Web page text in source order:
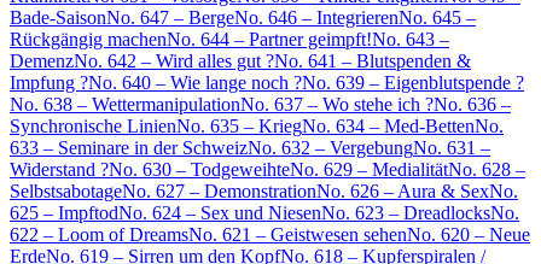
Bade-SaisonNo. 647 – BergeNo. 646 – IntegrierenNo. 645 –
Rückgängig machenNo. 644 – Partner geimpft!No. 643 –
DemenzNo. 642 – Wird alles gut ?No. 641 – Blutspenden &
Impfung ?No. 640 – Wie lange noch ?No. 639 – Eigenblutspende ?
No. 638 – WettermanipulationNo. 637 – Wo stehe ich ?No. 636 –
Synchronische LinienNo. 635 – KriegNo. 634 – Med-BettenNo.
633 – Seminare in der SchweizNo. 632 – VergebungNo. 631 –
Widerstand ?No. 630 – TodgeweihteNo. 629 – MedialitätNo. 628 –
SelbstsabotageNo. 627 – DemonstrationNo. 626 – Aura & SexNo.
625 – ImpftodNo. 624 – Sex und NiesenNo. 623 – DreadlocksNo.
622 – Loom of DreamsNo. 621 – Geistwesen sehenNo. 620 – Neue
ErdeNo. 619 – Sirren um den KopfNo. 618 – Kupferspiralen /